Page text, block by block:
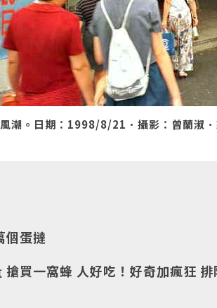
潮。日期：1998/8/21．攝影：曾蘭淑
個蛋撻
搶買一窩蜂 人好吃！好奇加瘋狂 排